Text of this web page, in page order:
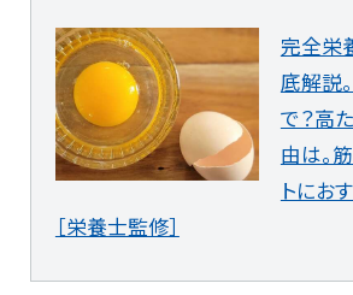
完全栄
底解説
で？高
由は。
トにお
［栄養士監修］